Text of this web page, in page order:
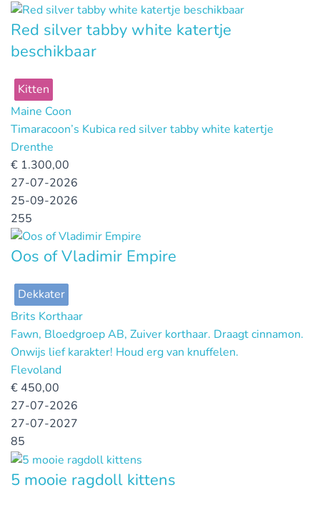
Red silver tabby white katertje
beschikbaar
Kitten
Maine Coon
Timaracoon’s Kubica red silver tabby white katertje
Drenthe
€ 1.300,00
27-07-2026
25-09-2026
255
Oos of Vladimir Empire
Dekkater
Brits Korthaar
Fawn, Bloedgroep AB, Zuiver korthaar. Draagt cinnamon.
Onwijs lief karakter! Houd erg van knuffelen.
Flevoland
€ 450,00
27-07-2026
27-07-2027
85
5 mooie ragdoll kittens